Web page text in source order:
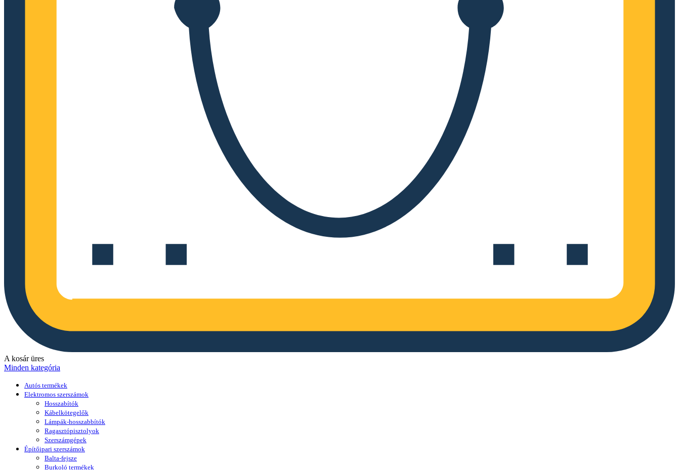
A kosár üres
Minden kategória
Autós termékek
Elektromos szerszámok
Hosszabítók
Kábelkötegelők
Lámpák-hosszabbítók
Ragasztópisztolyok
Szerszámgépek
Építőipari szerszámok
Balta-fejsze
Burkoló termékek